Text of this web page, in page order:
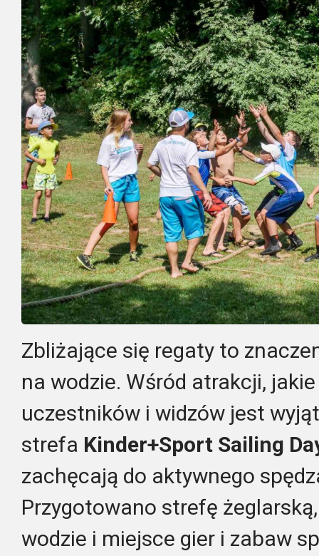
Zbliżające się regaty to
na wodzie. Wśród atrakcji,
uczestników i widzów jest
strefa Kinder+Sport Sailing
zachęcają do aktywnego
Przygotowano strefę
wodzie i miejsce gier i zabaw